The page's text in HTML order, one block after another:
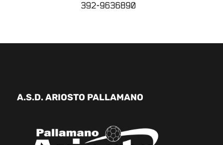
A.S.D. ARIOSTO PALLAMANO